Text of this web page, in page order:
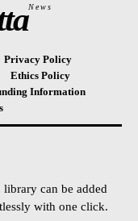
News
Privacy Policy
Ethics Policy
Information
can be added
with one click.